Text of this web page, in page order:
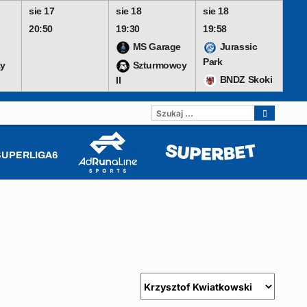
sie 17
20:50
sie 18
19:30
MS Garage
Szturmowcy
II
sie 18
19:58
Jurassic
Park
BNDZ Skoki
SZUKAJ: